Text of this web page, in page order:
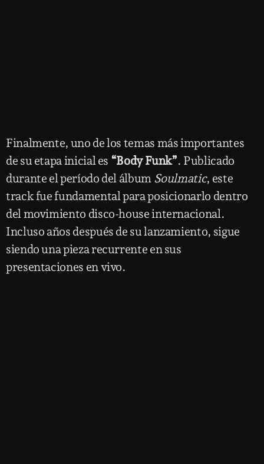
Finalmente, uno de los temas más importantes
de su etapa inicial es “Body Funk”. Publicado
durante el período del álbum Soulmatic, este
track fue fundamental para posicionarlo dentro
del movimiento disco-house internacional.
Incluso años después de su lanzamiento, sigue
siendo una pieza recurrente en sus
presentaciones en vivo.